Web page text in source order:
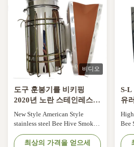
29.5cm Features: Without inner
tank Bee ...
비디오
도구 훈봉기를 비키핑
2020년 노란 스테인레스
강
New Style American Style
stainless steel Bee Hive Smoker
With Leather Bellow Box S-L
Size Specification: American
최상의 가격을 얻으세
S-L
유
Bee